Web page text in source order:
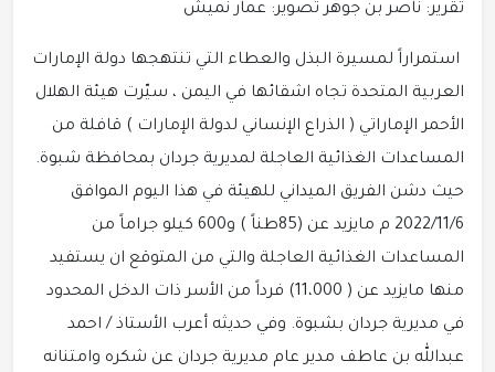
تقرير: ناصر بن جوهر تصوير: عمار نميش
استمراراً لمسيرة البذل والعطاء التي تنتهجها دولة الإمارات
العربية المتحدة تجاه اشقائها في اليمن ، سيّرت هيئة الهلال
الأحمر الإماراتي ( الذراع الإنساني لدولة الإمارات ) قافلة من
المساعدات الغذائية العاجلة لمديرية جردان بمحافظة شبوة.
حيث دشن الفريق الميداني للهيئة في هذا اليوم الموافق
2022/11/6 م مايزيد عن (85طناً ) و600 كيلو جراماً من
المساعدات الغذائية العاجلة والتي من المتوقع ان يستفيد
منها مايزيد عن ( 11،000) فرداً من الأسر ذات الدخل المحدود
في مديرية جردان بشبوة. وفي حديثه أعرب الأستاذ / احمد
عبدالله بن عاطف مدير عام مديرية جردان عن شكره وامتنانه